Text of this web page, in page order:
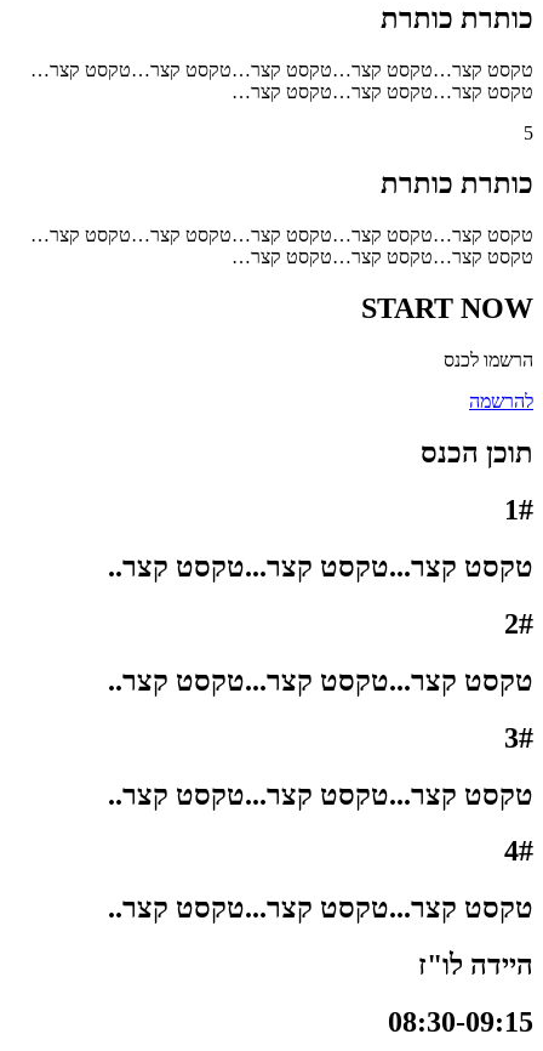
כותרת כותרת
טקסט קצר…טקסט קצר…טקסט קצר…טקסט קצר…טקסט קצר…
טקסט קצר…טקסט קצר…טקסט קצר…
5
כותרת כותרת
טקסט קצר…טקסט קצר…טקסט קצר…טקסט קצר…טקסט קצר…
טקסט קצר…טקסט קצר…טקסט קצר…
START NOW
הרשמו לכנס
להרשמה
תוכן הכנס
1#
טקסט קצר...טקסט קצר...טקסט קצר..
2#
טקסט קצר...טקסט קצר...טקסט קצר..
3#
טקסט קצר...טקסט קצר...טקסט קצר..
4#
טקסט קצר...טקסט קצר...טקסט קצר..
היידה לו"ז
08:30-09:15